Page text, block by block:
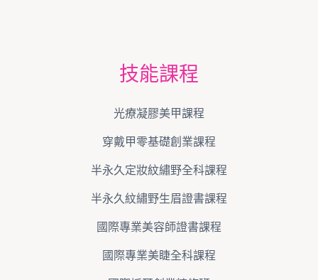
技能課程
光療凝膠美甲課程
穿戴甲零基礎創業課程
半永久定妝紋繡野全科課程
半永久紋繡野生眉證書課程
國際專業美容師證書課程
國際專業美睫全科課程